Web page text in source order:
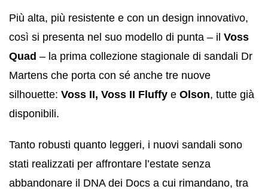
Più alta, più resistente e con un design innovativo,
così si presenta nel suo modello di punta – il Voss
Quad – la prima collezione stagionale di sandali Dr
Martens che porta con sé anche tre nuove
silhouette: Voss II, Voss II Fluffy e Olson, tutte già
disponibili.
Tanto robusti quanto leggeri, i nuovi sandali sono
stati realizzati per affrontare l’estate senza
abbandonare il DNA dei Docs a cui rimandano, tra